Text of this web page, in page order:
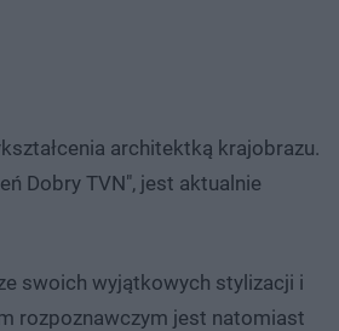
architektką krajobrazu.
Dobry TVN", jest aktualnie
swoich wyjątkowych stylizacji i
rozpoznawczym jest natomiast